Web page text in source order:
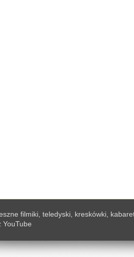
filmiki, teledyski, kreskówki,
YouTube